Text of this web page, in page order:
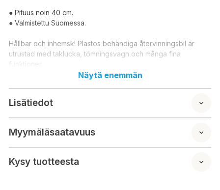
● Pituus noin 40 cm.
● Valmistettu Suomessa.
Hållbar och inhemsk! Plastos behändiga återvinningsbil är
utrustad med taklucka, tömningsvagn och många fina
funktioner.
Näytä enemmän
Lisätiedot
Myymäläsaatavuus
Kysy tuotteesta